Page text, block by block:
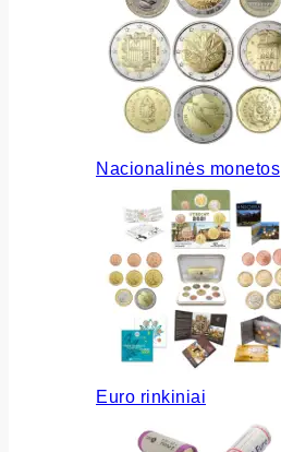
Nacionalinės monetos
Euro rinkiniai